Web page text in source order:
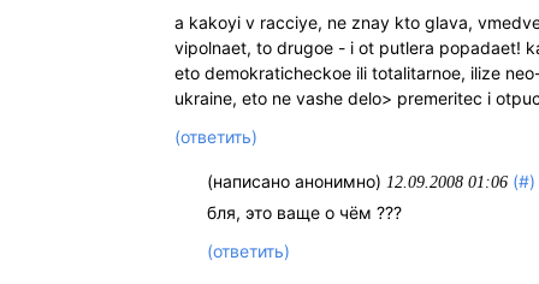
a kakoyi v racciye, ne znay kto glava,
vipolnaet, to drugoe - i ot putlera popadaet!
eto demokraticheckoe ili totalitarnoe, ilize
ukraine, eto ne vashe delo> premeritec i
(ответить)
(написано анонимно) 12.09.2008 01:06 (#)
бля, это ваще о чём ???
(ответить)